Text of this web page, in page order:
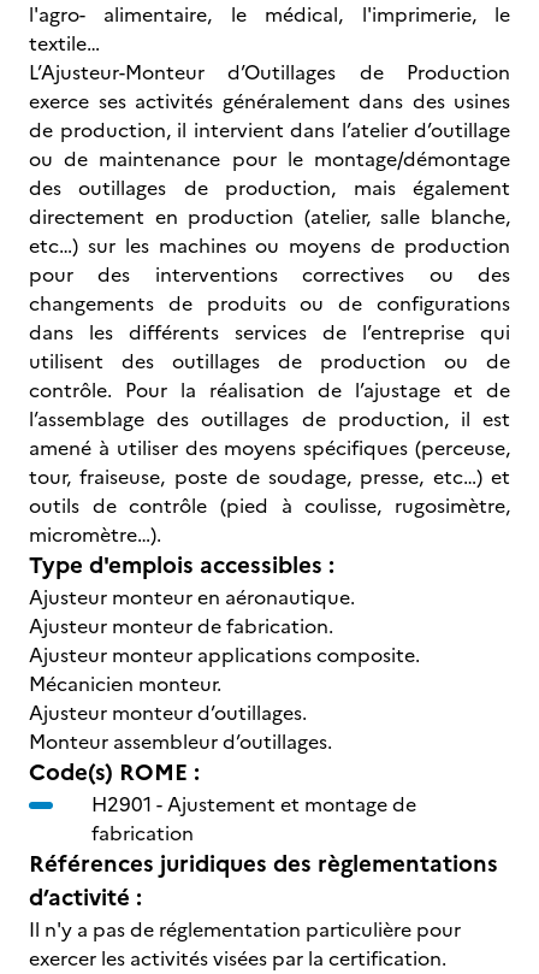
l'agro- alimentaire, le médical, l'imprimerie, le
textile…
L’Ajusteur-Monteur d’Outillages de Production
exerce ses activités généralement dans des usines
de production, il intervient dans l’atelier d’outillage
ou de maintenance pour le montage/démontage
des outillages de production, mais également
directement en production (atelier, salle blanche,
etc…) sur les machines ou moyens de production
pour des interventions correctives ou des
changements de produits ou de configurations
dans les différents services de l’entreprise qui
utilisent des outillages de production ou de
contrôle. Pour la réalisation de l’ajustage et de
l’assemblage des outillages de production, il est
amené à utiliser des moyens spécifiques (perceuse,
tour, fraiseuse, poste de soudage, presse, etc…) et
outils de contrôle (pied à coulisse, rugosimètre,
micromètre…).
Type d'emplois accessibles :
Ajusteur monteur en aéronautique.
Ajusteur monteur de fabrication.
Ajusteur monteur applications composite.
Mécanicien monteur.
Ajusteur monteur d’outillages.
Monteur assembleur d’outillages.
Code(s) ROME :
H2901 -Ajustement et montage de
fabrication
Références juridiques des règlementations
d’activité :
Il n'y a pas de réglementation particulière pour
exercer les activités visées par la certification.